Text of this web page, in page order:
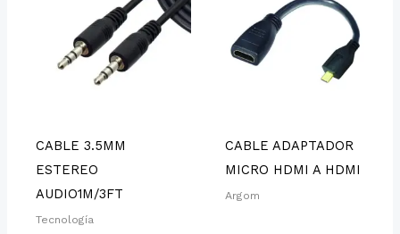
CABLE 3.5MM
ESTEREO
AUDIO1M/3FT
Tecnología
CABLE ADAPTADOR
MICRO HDMI A HDMI
Argom